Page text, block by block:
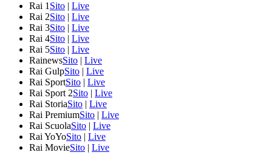
Rai 1 Sito | Live
Rai 2Sito | Live
Rai 3Sito | Live
Rai 4Sito | Live
Rai 5Sito | Live
RainewsSito | Live
Rai GulpSito | Live
Rai SportSito | Live
Rai Sport 2Sito | Live
Rai StoriaSito | Live
Rai PremiumSito | Live
Rai ScuolaSito | Live
Rai YoYoSito | Live
Rai MovieSito | Live